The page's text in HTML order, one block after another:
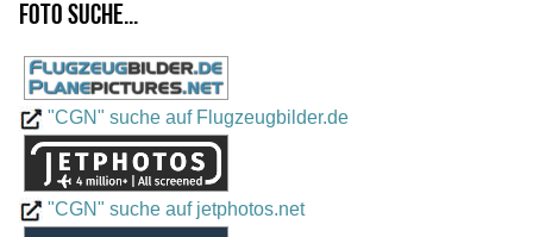
Foto suche...
"CGN" suche auf Flugzeugbilder.de
"CGN" suche auf jetphotos.net